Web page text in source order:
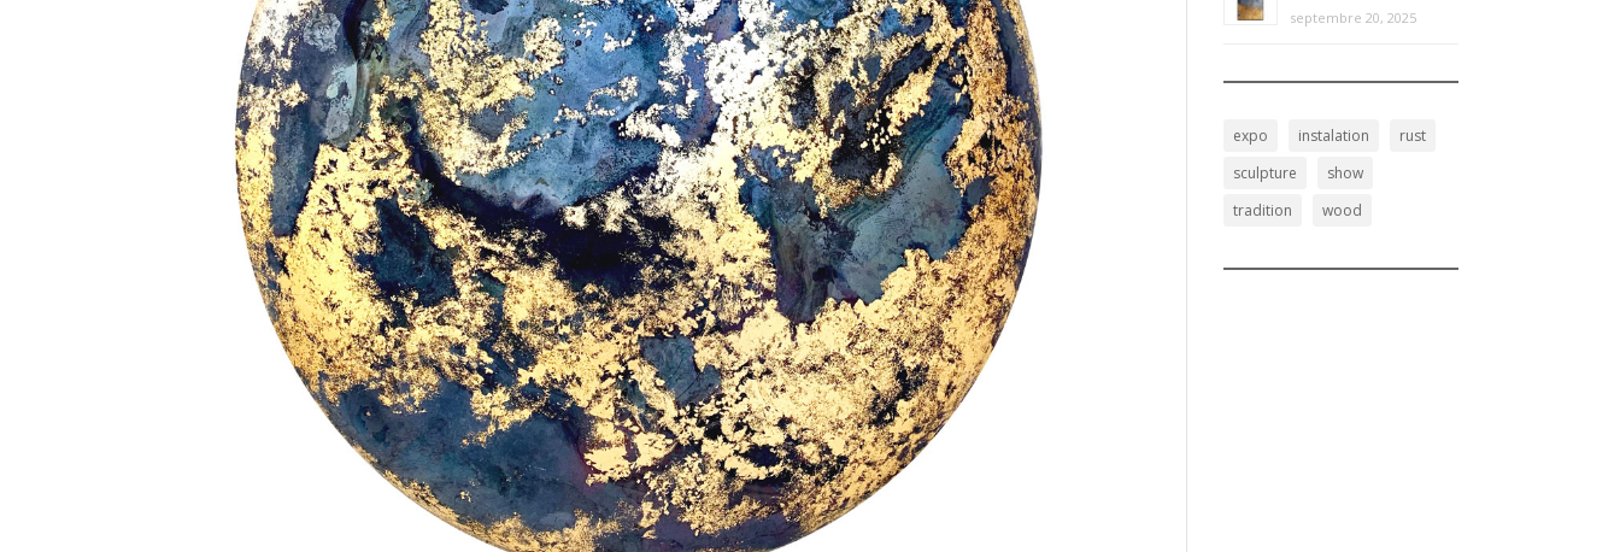
septembre 20, 2025
expo instalation
rust
sculpture
show
tradition
wood